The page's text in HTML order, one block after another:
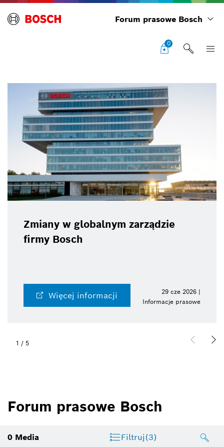
Forum prasowe Bosch
0
Zmiany w globalnym zarządzie
firmy Bosch
Więcej informacji
29 cze 2026 |
Informacje prasowe
1 / 5
Forum prasowe Bosch
0 Media Filtruj(3)